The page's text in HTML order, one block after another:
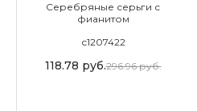
Серебряные серьги с
фианитом
с1207422
118.78 руб.296.96руб.